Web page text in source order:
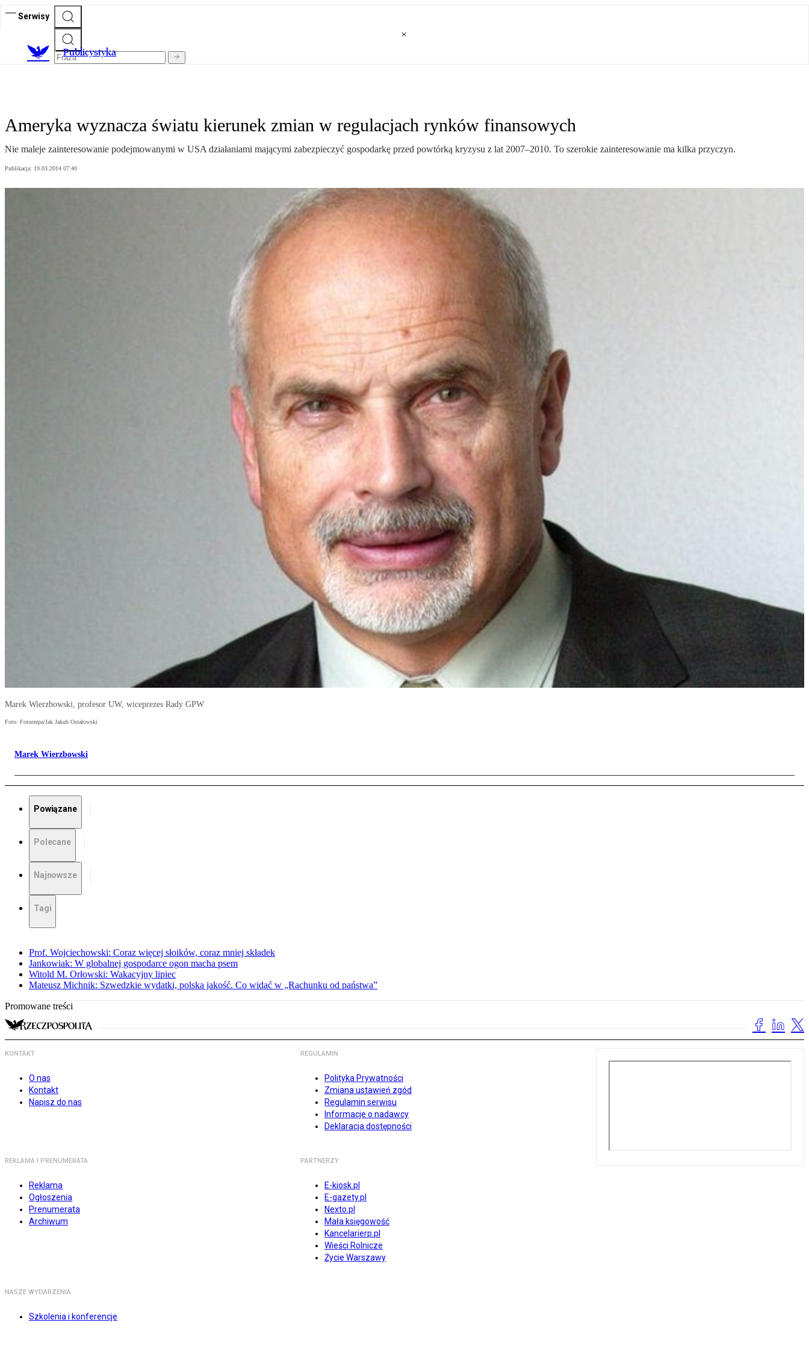
Serwisy
Publicystyka
Ameryka wyznacza światu kierunek zmian w regulacjach rynków finansowych
Nie maleje zainteresowanie podejmowanymi w USA działaniami mającymi zabezpieczyć gospodarkę przed powtórką kryzysu z lat 2007–2010. To szerokie zainteresowanie ma kilka przyczyn.
Publikacja: 19.03.2014 07:40
Marek Wierzbowski, profesor UW, wiceprezes Rady GPW
Foto: Fotorzepa/Jak Jakub Ostałowski
Marek Wierzbowski
Powiązane
Polecane
Najnowsze
Tagi
Prof. Wojciechowski: Coraz więcej słoików, coraz mniej składek
Jankowiak: W globalnej gospodarce ogon macha psem
Witold M. Orłowski: Wakacyjny lipiec
Mateusz Michnik: Szwedzkie wydatki, polska jakość. Co widać w „Rachunku od państwa”
Promowane treści
KONTAKT
O nas
Kontakt
Napisz do nas
REGULAMIN
Polityka Prywatności
Zmiana ustawień zgód
Regulamin serwisu
Informacje o nadawcy
Deklaracja dostępności
REKLAMA I PRENUMERATA
Reklama
Ogłoszenia
Prenumerata
Archiwum
PARTNERZY
E-kiosk.pl
E-gazety.pl
Nexto.pl
Mała księgowość
Kancelarierp.pl
Wieści Rolnicze
Życie Warszawy
NASZE WYDARZENIA
Szkolenia i konferencje